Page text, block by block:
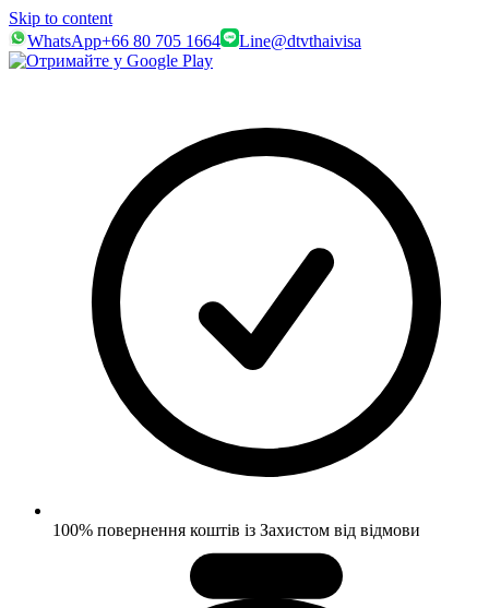
Skip to content
WhatsApp+66 80 705 1664 Line@dtvthaivisa
100% повернення коштів із Захистом від відмови